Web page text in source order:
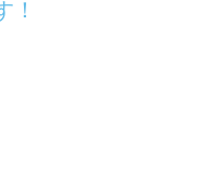
！